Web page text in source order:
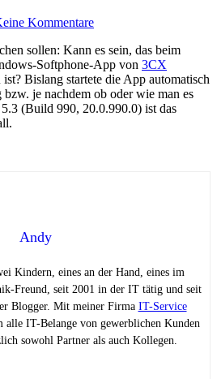
Kommentare
sollen: Kann es sein, das beim
Softphone-App von 3CX
Bislang startete die App automatisch
je nachdem ob oder wie man es
(Build 990, 20.0.990.0) ist das
Andy
Kindern, eines an der Hand, eines im
Freund, seit 2001 in der IT tätig und seit
Blogger. Mit meiner Firma IT-Service
IT-Belange von gewerblichen Kunden
sowohl Partner als auch Kollegen.